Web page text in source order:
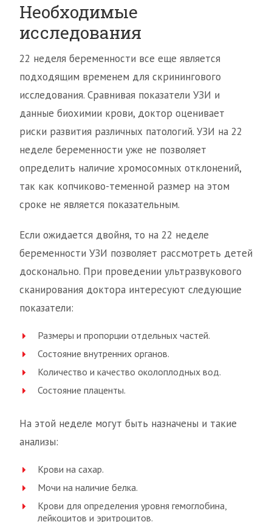
Необходимые
исследования
22 неделя беременности все еще является
подходящим временем для скринингового
исследования. Сравнивая показатели УЗИ и
данные биохимии крови, доктор оценивает
риски развития различных патологий. УЗИ на 22
неделе беременности уже не позволяет
определить наличие хромосомных отклонений,
так как копчиково-теменной размер на этом
сроке не является показательным.
Если ожидается двойня, то на 22 неделе
беременности УЗИ позволяет рассмотреть детей
досконально. При проведении ультразвукового
сканирования доктора интересуют следующие
показатели:
Размеры и пропорции отдельных частей.
Состояние внутренних органов.
Количество и качество околоплодных вод.
Состояние плаценты.
На этой неделе могут быть назначены и такие
анализы:
Крови на сахар.
Мочи на наличие белка.
Крови для определения уровня гемоглобина,
лейкоцитов и эритроцитов.